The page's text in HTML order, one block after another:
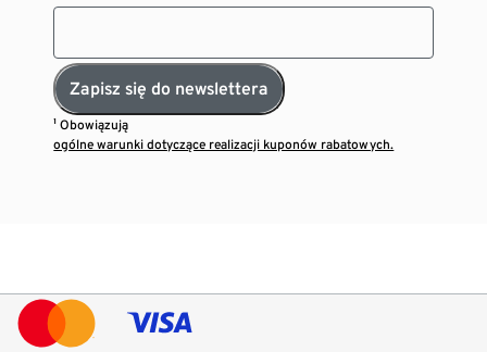
Zapisz się do newslettera
¹ Obowiązują
ogólne warunki dotyczące realizacji kuponów rabatowych.